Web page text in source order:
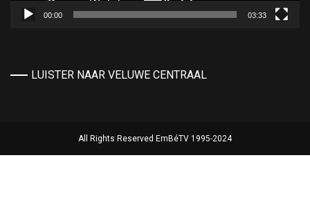
00:00 03:33
LUISTER NAAR VELUWE CENTRAAL
All Rights Reserved EmBéTV 1995-2024